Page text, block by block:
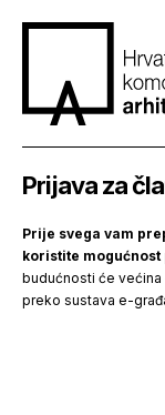
Prijava za
Prije svega vam
koristite
budućnosti će većina
preko sustava e-